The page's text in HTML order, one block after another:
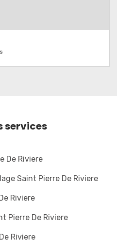
services
De Riviere
Saint Pierre De Riviere
Riviere
Pierre De Riviere
Riviere